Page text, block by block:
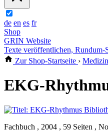
de en es fr
Shop
GRIN Website
Texte veröffentlichen, Rundum-
Zur Shop-Startseite ›
EKG-
Fachbuch , 2004 , 59 Seiten ,